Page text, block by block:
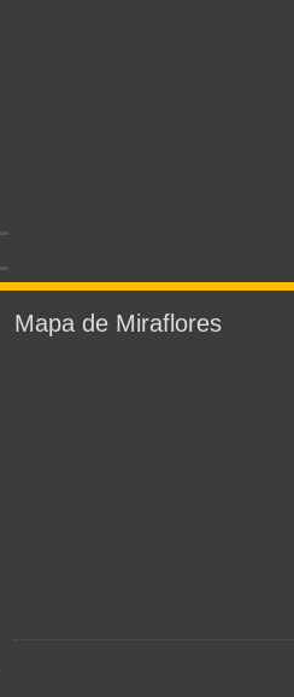
Mapa de Miraflores